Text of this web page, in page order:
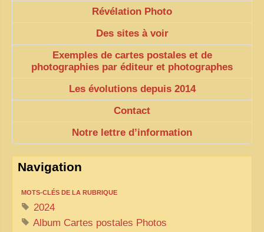
ALBUMS DE FAMILLE
INDOCHINE HISTORIQUE
ARMÉE, JUSTICE, EDUCATION, RELIGION...
MÉTIERS, FÊTES, TRANSPORTS
INSOLITES
ENQUÊTES
L’ ACTU
Révélation Photo
Des sites à voir
Exemples de cartes postales et de
photographies par éditeur et photographes
Les évolutions depuis 2014
Contact
Notre lettre d’information
Navigation
MOTS-CLÉS DE LA RUBRIQUE
2024
Album Cartes postales Photos